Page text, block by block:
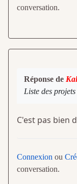
conversation.
Réponse de
Liste des
C'est pas bien
Connexion ou
conversation.